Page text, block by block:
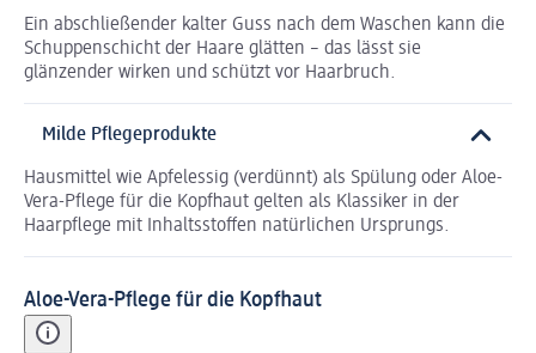
Ein abschließender kalter Guss nach dem Waschen kann die
Schuppenschicht der Haare glätten – das lässt sie
glänzender wirken und schützt vor Haarbruch.
Milde Pflegeprodukte
Hausmittel wie Apfelessig (verdünnt) als Spülung oder Aloe-
Vera-Pflege für die Kopfhaut gelten als Klassiker in der
Haarpflege mit Inhaltsstoffen natürlichen Ursprungs.
Aloe-Vera-Pflege für die Kopfhaut